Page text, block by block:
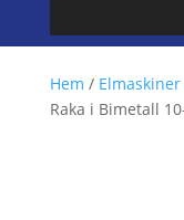
Hem /
Raka i Bimetall